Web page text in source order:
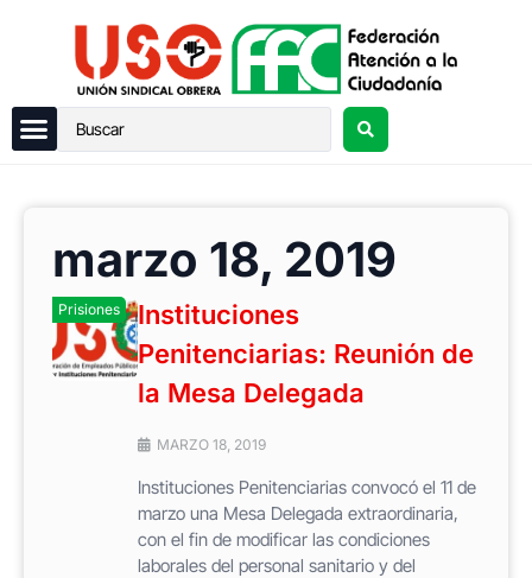
marzo 18, 2019
Prisiones
Instituciones
Penitenciarias: Reunión de
la Mesa Delegada
MARZO 18, 2019
Instituciones Penitenciarias convocó el 11 de
marzo una Mesa Delegada extraordinaria,
con el fin de modificar las condiciones
laborales del personal sanitario y del